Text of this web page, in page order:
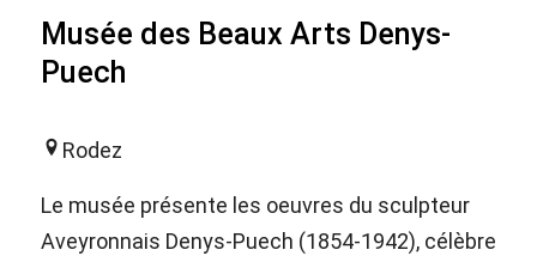
Musée des Beaux Arts Denys-
Puech
Rodez
Le musée présente les oeuvres du sculpteur
Aveyronnais Denys-Puech (1854-1942), célèbre